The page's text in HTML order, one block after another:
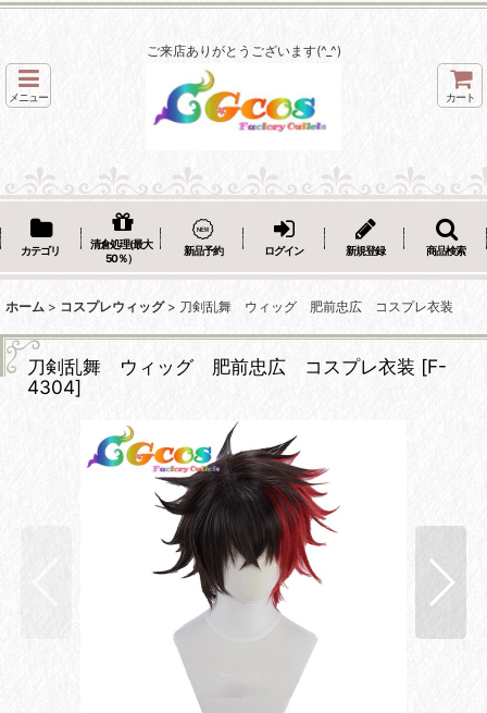
ご来店ありがとうございます(^_^)
メニュー カート
カテゴリ
清倉処理(最大
50％）
新品予約 ログイン 新規登録 商品検索
ホーム > コスプレウィッグ > 刀剣乱舞 ウィッグ 肥前忠広 コスプレ衣装
刀剣乱舞 ウィッグ 肥前忠広 コスプレ衣装 [F-
4304]